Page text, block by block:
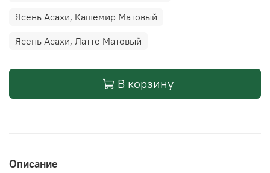
Ясень Асахи, Кашемир Матовый
Ясень Асахи, Латте Матовый
В корзину
Описание